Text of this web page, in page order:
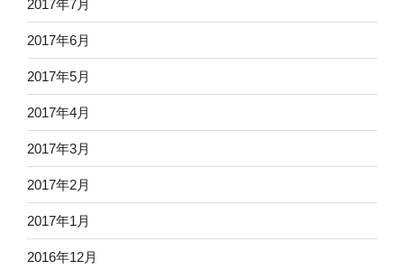
2017年7月
2017年6月
2017年5月
2017年4月
2017年3月
2017年2月
2017年1月
2016年12月